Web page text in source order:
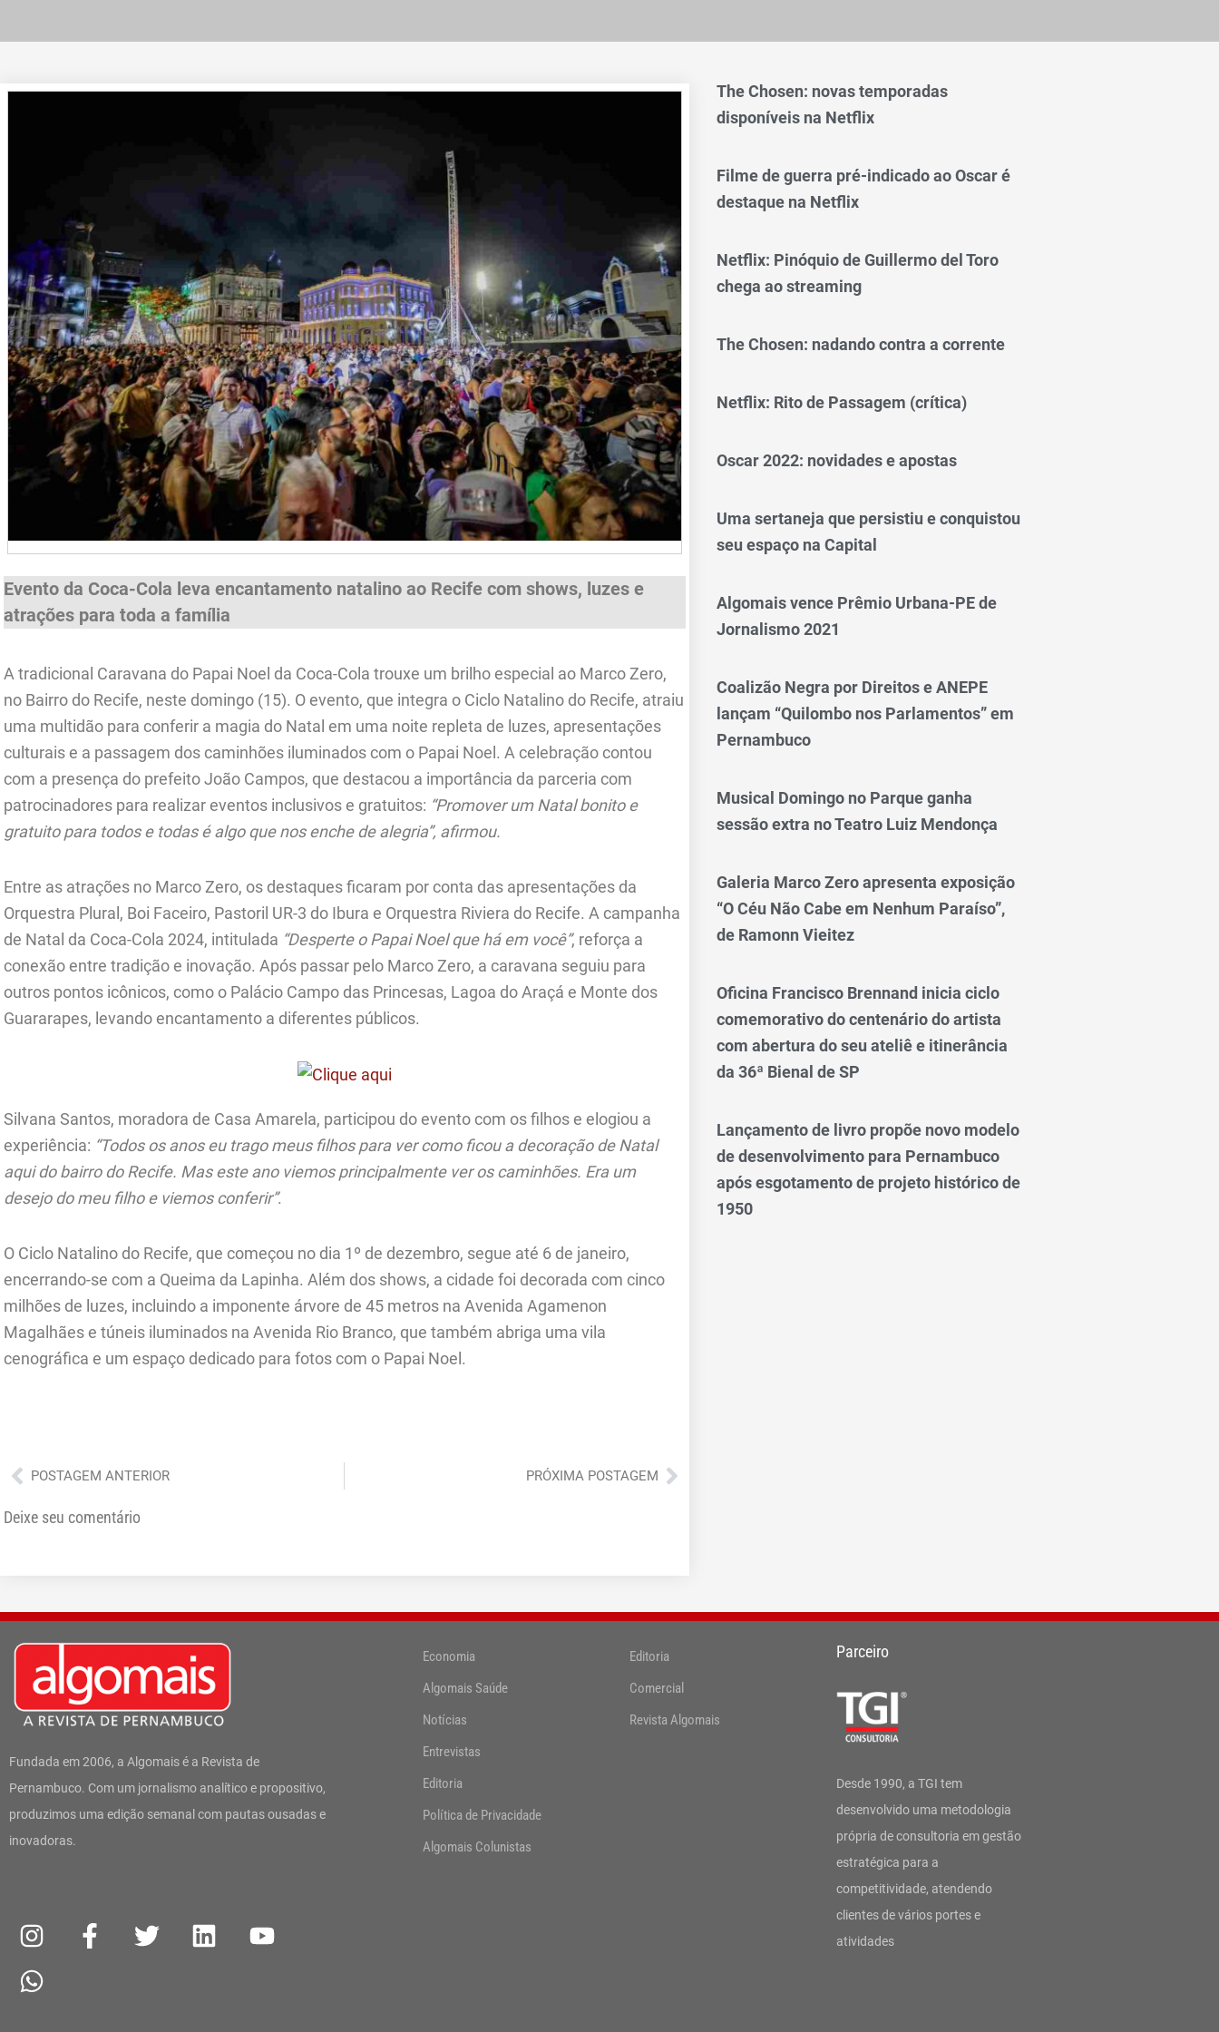
Evento da Coca-Cola leva encantamento natalino ao Recife com shows, luzes e
atrações para toda a família
A tradicional Caravana do Papai Noel da Coca-Cola trouxe um brilho especial ao Marco Zero,
no Bairro do Recife, neste domingo (15). O evento, que integra o Ciclo Natalino do Recife, atraiu
uma multidão para conferir a magia do Natal em uma noite repleta de luzes, apresentações
culturais e a passagem dos caminhões iluminados com o Papai Noel. A celebração contou
com a presença do prefeito João Campos, que destacou a importância da parceria com
patrocinadores para realizar eventos inclusivos e gratuitos: “Promover um Natal bonito e
gratuito para todos e todas é algo que nos enche de alegria”, afirmou.
Entre as atrações no Marco Zero, os destaques ficaram por conta das apresentações da
Orquestra Plural, Boi Faceiro, Pastoril UR-3 do Ibura e Orquestra Riviera do Recife. A campanha
de Natal da Coca-Cola 2024, intitulada “Desperte o Papai Noel que há em você”, reforça a
conexão entre tradição e inovação. Após passar pelo Marco Zero, a caravana seguiu para
outros pontos icônicos, como o Palácio Campo das Princesas, Lagoa do Araçá e Monte dos
Guararapes, levando encantamento a diferentes públicos.
Silvana Santos, moradora de Casa Amarela, participou do evento com os filhos e elogiou a
experiência: “Todos os anos eu trago meus filhos para ver como ficou a decoração de Natal
aqui do bairro do Recife. Mas este ano viemos principalmente ver os caminhões. Era um
desejo do meu filho e viemos conferir”.
O Ciclo Natalino do Recife, que começou no dia 1º de dezembro, segue até 6 de janeiro,
encerrando-se com a Queima da Lapinha. Além dos shows, a cidade foi decorada com cinco
milhões de luzes, incluindo a imponente árvore de 45 metros na Avenida Agamenon
Magalhães e túneis iluminados na Avenida Rio Branco, que também abriga uma vila
cenográfica e um espaço dedicado para fotos com o Papai Noel.
Anterior
POSTAGEM ANTERIOR PRÓXIMA POSTAGEMPróximo
Deixe seu comentário
The Chosen: novas temporadas
disponíveis na Netflix
Filme de guerra pré-indicado ao Oscar é
destaque na Netflix
Netflix: Pinóquio de Guillermo del Toro
chega ao streaming
The Chosen: nadando contra a corrente
Netflix: Rito de Passagem (crítica)
Oscar 2022: novidades e apostas
Uma sertaneja que persistiu e conquistou
seu espaço na Capital
Algomais vence Prêmio Urbana-PE de
Jornalismo 2021
Coalizão Negra por Direitos e ANEPE
lançam “Quilombo nos Parlamentos” em
Pernambuco
Musical Domingo no Parque ganha
sessão extra no Teatro Luiz Mendonça
Galeria Marco Zero apresenta exposição
“O Céu Não Cabe em Nenhum Paraíso”,
de Ramonn Vieitez
Oficina Francisco Brennand inicia ciclo
comemorativo do centenário do artista
com abertura do seu ateliê e itinerância
da 36ª Bienal de SP
Lançamento de livro propõe novo modelo
de desenvolvimento para Pernambuco
após esgotamento de projeto histórico de
1950
Fundada em 2006, a Algomais é a Revista de
Pernambuco. Com um jornalismo analítico e propositivo,
produzimos uma edição semanal com pautas ousadas e
inovadoras.
n
s
t
a
c
w
i
n
o
h
a
t
Economia
Algomais Saúde
Notícias
Entrevistas
Editoria
Política de Privacidade
Algomais Colunistas
Editoria
Comercial
Revista Algomais
Parceiro
Desde 1990, a TGI tem
desenvolvido uma metodologia
própria de consultoria em gestão
estratégica para a
competitividade, atendendo
clientes de vários portes e
atividades